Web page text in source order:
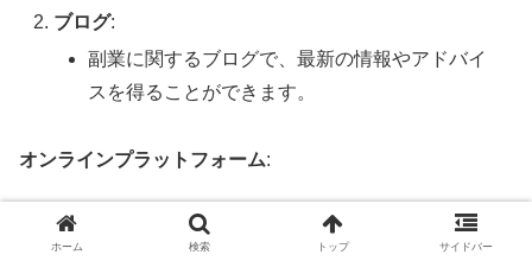
ブログ:
副業に関するブログで、最新の情報やアドバイ
スを得ることができます。
オンラインプラットフォーム:
クラウドソーシングサイト
ホーム 検索 トップ サイドバー